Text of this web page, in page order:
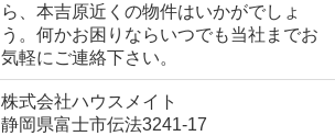
ら、本吉原近くの物件はいかがでしょ
う。何かお困りならいつでも当社までお
気軽にご連絡下さい。
株式会社ハウスメイト
静岡県富士市伝法3241-17